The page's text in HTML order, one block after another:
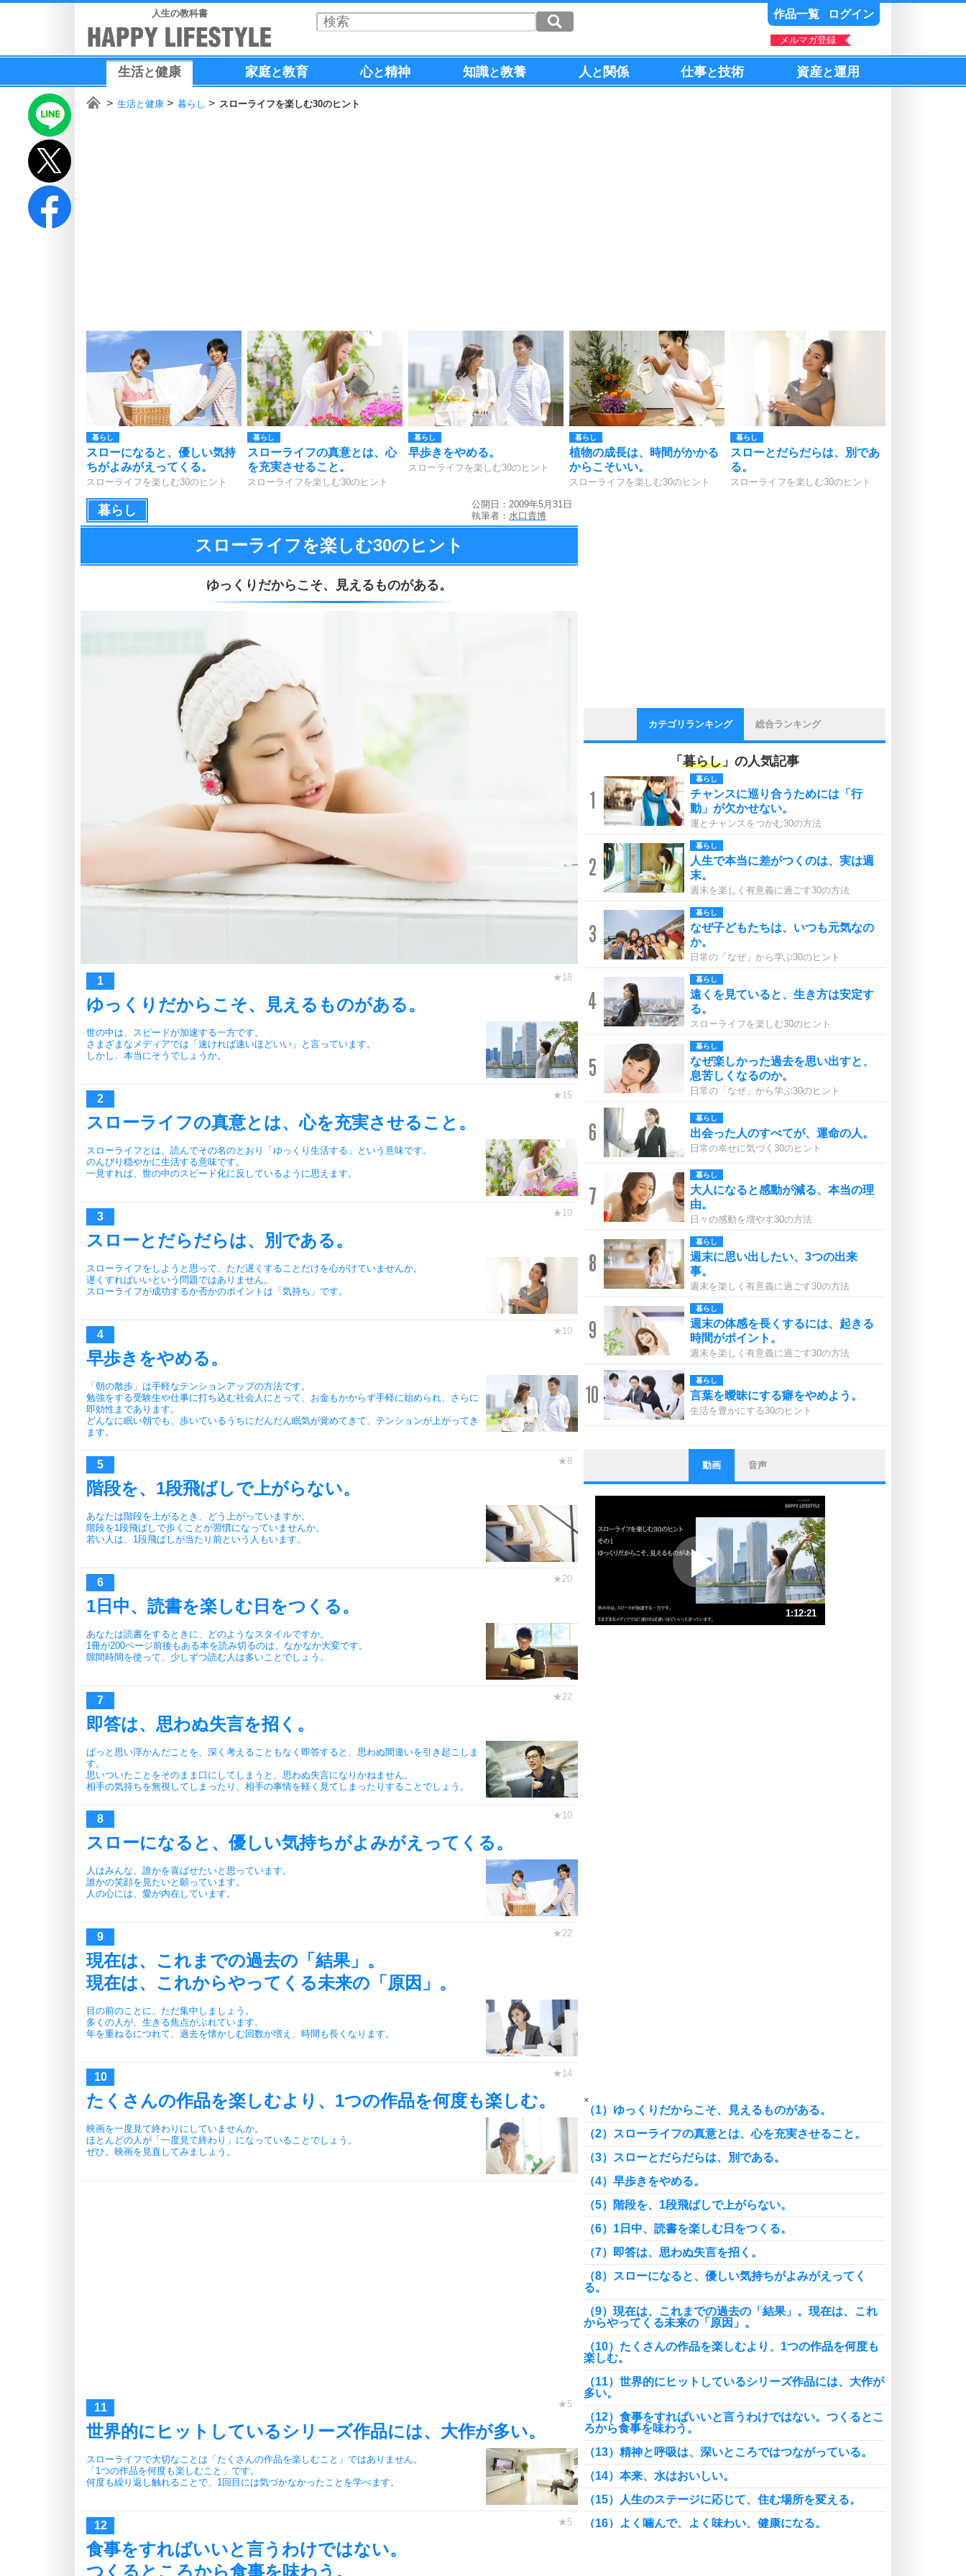
人生の教科書 作品一覧 ログイン
メルマガ登録
生活と健康 家庭と教育 心と精神 知識と教養 人と 関係 仕事と技術 資産と運用
生活と健康 暮らし スローライフを楽しむ30のヒント
暮らし
スローになると、優しい気持
ちがよみがえってくる。
スローライフを楽しむ30のヒント
暮らし
スローライフの真意とは、心
を充実させること。
スローライフを楽しむ30のヒント
暮らし
早歩きをやめる。
スローライフを楽しむ30のヒント
暮らし
植物の成長は、時間がかかる
からこそいい。
スローライフを楽しむ30のヒント
暮らし
スローとだらだらは、別であ
る。
スローライフを楽しむ30のヒント
暮らし
公開日：2009年5月31日
執筆者： 水口貴博
スローライフを楽しむ30のヒント
ゆっくりだからこそ、 見えるものがある。
ゆっくりだからこそ、見えるものがある。
世の中は、スピードが加速する一方です。
さまざまなメディアでは「速ければ速いほどいい」と言っています。
しかし、本当にそうでしょうか。
スローライフの真意とは、心を充実させること。
スローライフとは、読んでその名のとおり「ゆっくり生活する」という意味です。
のんびり穏やかに生活する意味です。
一見すれば、世の中のスピード化に反しているように思えます。
スローとだらだらは、別である。
スローライフをしようと思って、ただ遅くすることだけを心がけていませんか。
遅くすればいいという問題ではありません。
スローライフが成功するか否かのポイントは「気持ち」です。
早歩きをやめる。
「朝の散歩」は手軽なテンションアップの方法です。
勉強をする受験生や仕事に打ち込む社会人にとって、お金もかからず手軽に始められ、さらに
即効性まであります。
どんなに眠い朝でも、歩いているうちにだんだん眠気が覚めてきて、テンションが上がってき
ます。
階段を、1段飛ばしで上がらない。
あなたは階段を上がるとき、どう上がっていますか。
階段を1段飛ばしで歩くことが習慣になっていませんか。
若い人は、1段飛ばしが当たり前という人もいます。
1日中、読書を楽しむ日をつくる。
あなたは読書をするときに、どのようなスタイルですか。
1冊が200ページ前後もある本を読み切るのは、なかなか大変です。
隙間時間を使って、少しずつ読む人は多いことでしょう。
即答は、思わぬ失言を招く。
ぱっと思い浮かんだことを、深く考えることもなく即答すると、思わぬ間違いを引き起こしま
す。
思いついたことをそのまま口にしてしまうと、思わぬ失言になりかねません。
相手の気持ちを無視してしまったり、相手の事情を軽く見てしまったりすることでしょう。
スローになると、優しい気持ちがよみがえってくる。
人はみんな、誰かを喜ばせたいと思っています。
誰かの笑顔を見たいと願っています。
人の心には、愛が内在しています。
現在は、これまでの過去の「結果」。
現在は、これからやってくる未来の「原因」。
目の前のことに、ただ集中しましょう。
多くの人が、生きる焦点がぶれています。
年を重ねるにつれて、過去を懐かしむ回数が増え、時間も長くなります。
たくさんの作品を楽しむより、1つの作品を何度も楽しむ。
映画を一度見て終わりにしていませんか。
ほとんどの人が「一度見て終わり」になっていることでしょう。
ぜひ、映画を見直してみましょう。
世界的にヒットしているシリーズ作品には、大作が多い。
スローライフで大切なことは「たくさんの作品を楽しむこと」ではありません。
「1つの作品を何度も楽しむこと」です。
何度も繰り返し触れることで、1回目には気づかなかったことを学べます。
食事をすればいいと言うわけではない。
つくるところから食事を味わう。
カテゴリランキング 総合ランキング
「 暮らし 」の人気記事
1
暮らし
チャンスに巡り合うためには「行
動」が欠かせない。
運とチャンスをつかむ30の方法
2
暮らし
人生で本当に差がつくのは、実は週
末。
週末を楽しく有意義に過ごす30の方法
3
暮らし
なぜ子どもたちは、いつも元気なの
か。
日常の「なぜ」から学ぶ30のヒント
4
暮らし
遠くを見ていると、生き方は安定す
る。
スローライフを楽しむ30のヒント
5
暮らし
なぜ楽しかった過去を思い出すと、
息苦しくなるのか。
日常の「なぜ」から学ぶ30のヒント
6
暮らし
出会った人のすべてが、運命の人。
日常の幸せに気づく30のヒント
7
暮らし
大人になると感動が減る、本当の理
由。
日々の感動を増やす30の方法
8
暮らし
週末に思い出したい、3つの出来
事。
週末を楽しく有意義に過ごす30の方法
9
暮らし
週末の体感を長くするには、起きる
時間がポイント。
週末を楽しく有意義に過ごす30の方法
10
暮らし
言葉を曖昧にする癖をやめよう。
生活を豊かにする30のヒント
1
ストレス対策
他人と比べない。
いっそのこと、他人を見ない。
プラス思考
ポジティブになれない原因は、行動
しないから。
ポジティブ思考になる30の方法
3
ストレス対策
人生、なんとかなるもの。
恋する人が知っておきたい30の大切なこと
動画 音声
1:12:21
×
（1）ゆっくりだからこそ、見えるものがある。
（2）スローライフの真意とは、心を充実させること。
（3）スローとだらだらは、別である。
（4）早歩きをやめる。
（5）階段を、1段飛ばしで上がらない。
（6）1日中、読書を楽しむ日をつくる。
（7）即答は、思わぬ失言を招く。
（8）スローになると、優しい気持ちがよみがえってく
る。
（9）現在は、これまでの過去の「結果」。現在は、これ
からやってくる未来の「原因」。
（10）たくさんの作品を楽しむより、1つの作品を何度も
楽しむ。
（11）世界的にヒットしているシリーズ作品には、大作が
多い。
（12）食事をすればいいと言うわけではない。つくるとこ
ろから食事を味わう。
（13）精神と呼吸は、深いところではつながっている。
（14）本来、水はおいしい。
（15）人生のステージに応じて、住む場所を変える。
（16）よく噛んで、よく味わい、健康になる。